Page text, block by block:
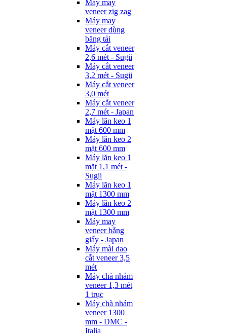
Máy may
veneer zig zag
Máy may
veneer dùng
băng tải
Máy cắt veneer
2,6 mét - Sugii
Máy cắt veneer
3,2 mét - Sugii
Máy cắt veneer
3,0 mét
Máy cắt veneer
2,7 mét - Japan
Máy lăn keo 1
mặt 600 mm
Máy lăn keo 2
mặt 600 mm
Máy lăn keo 1
mặt 1,1 mét -
Sugii
Máy lăn keo 1
mặt 1300 mm
Máy lăn keo 2
mặt 1300 mm
Máy may
veneer bằng
giấy - Japan
Máy mài dao
cắt veneer 3,5
mét
Máy chà nhám
veneer 1,3 mét
1 trục
Máy chà nhám
veneer 1300
mm - DMC -
Italia